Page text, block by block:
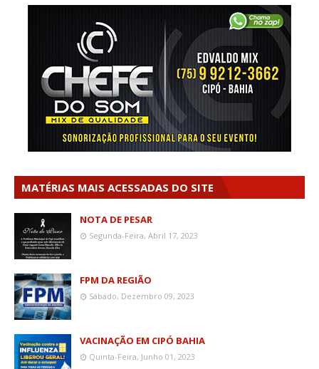
MATÉRIAS MAIS ACESSADAS DO SITE
NOTA DE PESAR
Segunda-Feira, Abril 17, 2023
FPM DA REGIÃO
Sábado, Dezembro 09, 2023
VACINAÇÃO EM CIPÓ BAHIA
Quinta-Feira, Junho 01, 2023